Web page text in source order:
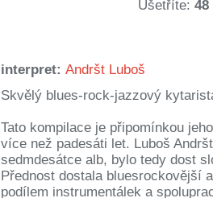
Ušetříte: 48
interpret: Andršt Luboš
Skvělý blues-rock-jazzový
Tato kompilace je připomínkou
více než padesáti let. Luboš
sedmdesátce alb, bylo tedy dost
Přednost dostala bluesrockovější
podílem instrumentálek a